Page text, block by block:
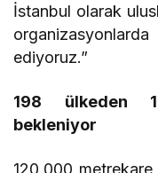
İstanbul olarak
ediyoruz.”
198 ülkeden
bekleniyor
120.000